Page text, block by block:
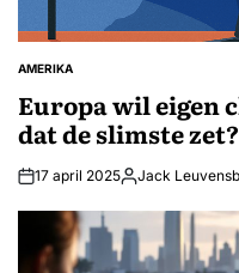
GEPLAATST
AMERIKA
Europa wil eigen
dat de slimste zet?
17 april 2025Geplaatst
Jack